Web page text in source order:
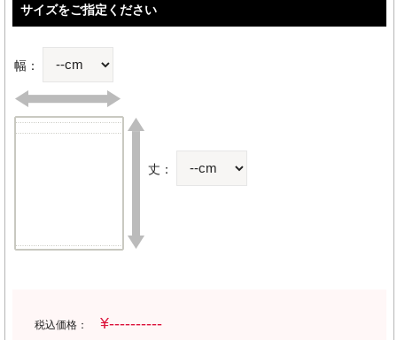
サイズをご指定ください
幅：
丈：
税込価格：